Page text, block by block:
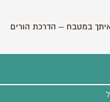
במטבח – הדרכת הורים
מתכונים